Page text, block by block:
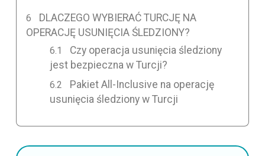
DLACZEGO WYBIERAĆ TURCJĘ NA
OPERACJĘ USUNIĘCIA ŚLEDZIONY?
Czy operacja usunięcia śledziony
jest bezpieczna w Turcji?
Pakiet All-Inclusive na operację
usunięcia śledziony w Turcji